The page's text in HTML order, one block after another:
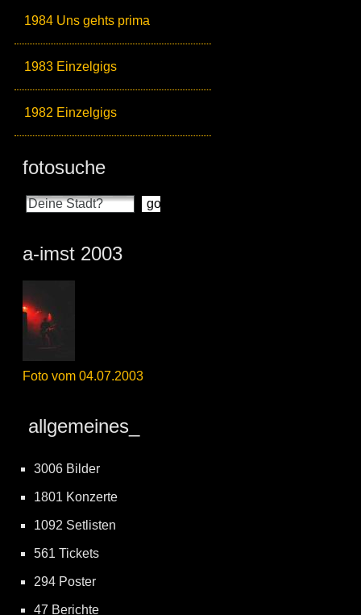
1984 Uns gehts prima
1983 Einzelgigs
1982 Einzelgigs
fotosuche
a-imst 2003
Foto vom 04.07.2003
allgemeines_
3006 Bilder
1801 Konzerte
1092 Setlisten
561 Tickets
294 Poster
47 Berichte